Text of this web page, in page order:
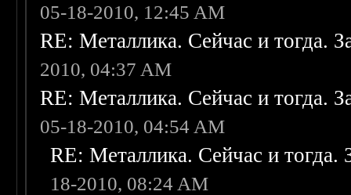
05-18-2010, 12:45 AM
RE: Металлика. Сейчас и тогда.
2010, 04:37 AM
RE: Металлика. Сейчас и тогда.
05-18-2010, 04:54 AM
RE: Металлика. Сейчас и
18-2010, 08:24 AM